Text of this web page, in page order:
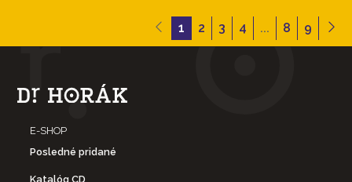
1 2 3 4 ... 8 9
E-SHOP
Posledné pridané
Katalóg CD